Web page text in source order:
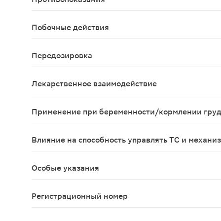
Побочные действия
Нежелательные эффекты, которые могут
Передозировка
Лекарственное взаимодействие
Применение при беременности/кормлении
Влияние на способность управлять ТС и
Особые указания
Регистрационный номер